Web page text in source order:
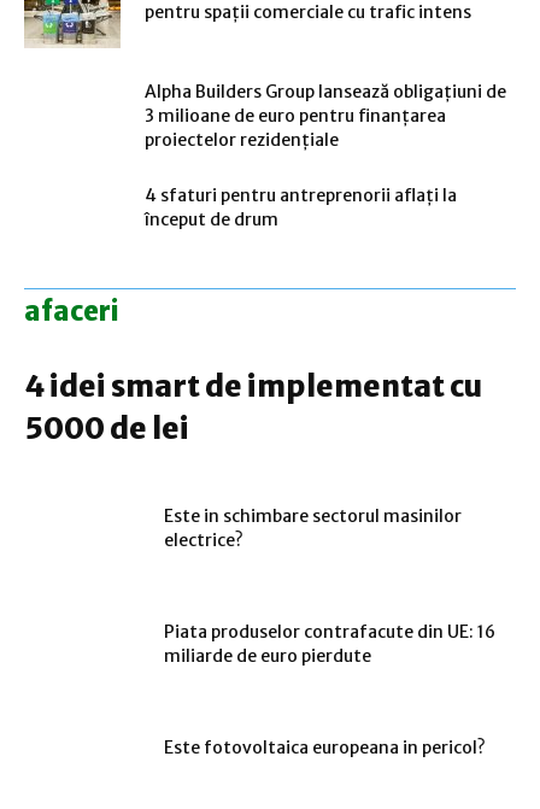
pentru spații comerciale cu trafic intens
Alpha Builders Group lansează obligațiuni de
3 milioane de euro pentru finanțarea
proiectelor rezidențiale
4 sfaturi pentru antreprenorii aflați la
început de drum
afaceri
4 idei smart de implementat cu
5000 de lei
Este in schimbare sectorul masinilor
electrice?
Piata produselor contrafacute din UE: 16
miliarde de euro pierdute
Este fotovoltaica europeana in pericol?